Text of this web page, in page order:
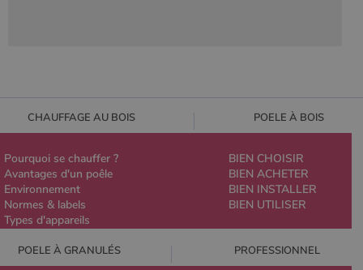
CHAUFFAGE AU BOIS POELE À BOIS
Pourquoi se chauffer ?
Avantages d'un poêle
Environnement
Normes & labels
Types d'appareils
BIEN CHOISIR
BIEN ACHETER
BIEN INSTALLER
BIEN UTILISER
POELE À GRANULÉS PROFESSIONNEL